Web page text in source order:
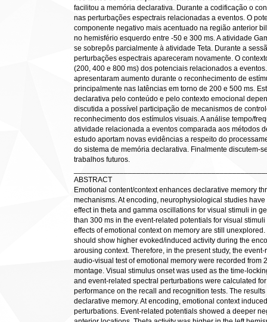
facilitou a memória declarativa. Durante a codificação o
nas perturbações espectrais relacionadas a eventos. O
componente negativo mais acentuado na região anterior
no hemisfério esquerdo entre -50 e 300 ms. A atividade
se sobrepôs parcialmente à atividade Teta. Durante a
perturbações espectrais apareceram novamente. O
(200, 400 e 800 ms) dos potenciais relacionados a
apresentaram aumento durante o reconhecimento de
principalmente nas latências em torno de 200 e 500 ms.
declarativa pelo conteúdo e pelo contexto emocional
discutida a possível participação de mecanismos de
reconhecimento dos estímulos visuais. A análise tempo/
atividade relacionada a eventos comparada aos métodos
estudo aportam novas evidências a respeito do
do sistema de memória declarativa. Finalmente discutem-
trabalhos futuros.
ABSTRACT
Emotional content/context enhances declarative memory
mechanisms. At encoding, neurophysiological studies
effect in theta and gamma oscillations for visual stimuli in
than 300 ms in the event-related potentials for visual
effects of emotional context on memory are still
should show higher evoked/induced activity during the
arousing context. Therefore, in the present study, the
audio-visual test of emotional memory were recorded
montage. Visual stimulus onset was used as the time-
and event-related spectral perturbations were calculated
performance on the recall and recognition tests. The
declarative memory. At encoding, emotional context
perturbations. Event-related potentials showed a deeper